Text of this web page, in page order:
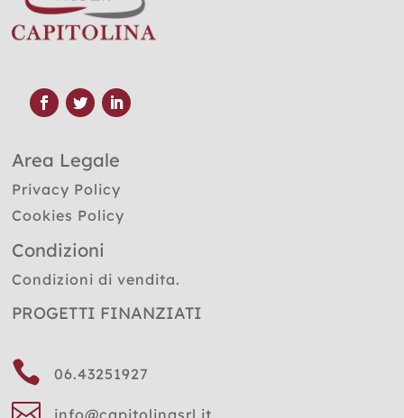
Area Legale
Privacy Policy
Cookies Policy
Condizioni
Condizioni di vendita.
PROGETTI FINANZIATI
 06.43251927
info@capitolinasrl.it